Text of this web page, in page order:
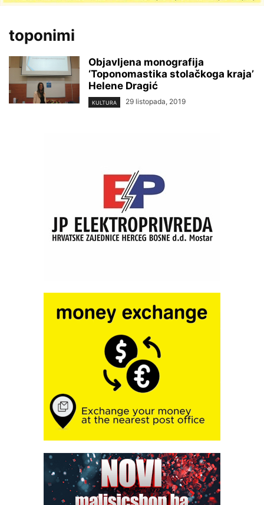
toponimi
Objavljena monografija
‘Toponomastika stolačkoga kraja’
Helene Dragić
KULTURA 29 listopada, 2019